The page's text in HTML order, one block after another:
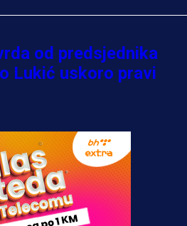
od predsjednika
Lukić uskoro pravi
veliko pojačanje:
želi obući